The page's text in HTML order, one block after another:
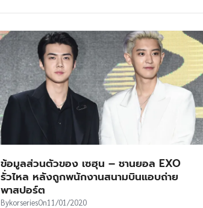
ข้อมูลส่วนตัวของ เซฮุน – ชานยอล EXO
รั่วไหล หลังถูกพนักงานสนามบินแอบถ่าย
พาสปอร์ต
BykorseriesOn11/01/2020